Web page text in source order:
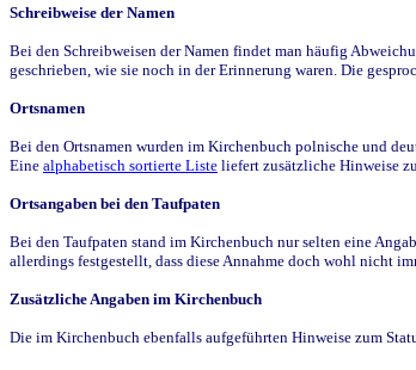
Schreibweise der Namen
Bei den Schreibweisen der Namen findet man häufig
geschrieben, wie sie noch in der Erinnerung waren. Die
Ortsnamen
Bei den Ortsnamen wurden im Kirchenbuch polnische und
Eine alphabetisch sortierte Liste liefert zusätzliche Hinweise
Ortsangaben bei den Taufpaten
Bei den Taufpaten stand im Kirchenbuch nur selten eine
allerdings festgestellt, dass diese Annahme doch wohl nicht
Zusätzliche Angaben im Kirchenbuch
Die im Kirchenbuch ebenfalls aufgeführten Hinweise zum